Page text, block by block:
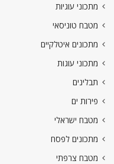
מתכוני עוגיות
מטבח טוניסאי
מתכונים איטלקיים
מתכוני עוגות
תבלינים
פירות ים
מטבח ישראלי
מתכונים לפסח
מטבח צרפתי